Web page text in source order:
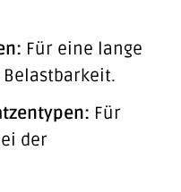
Für eine lange
Belastbarkeit.
Für
der